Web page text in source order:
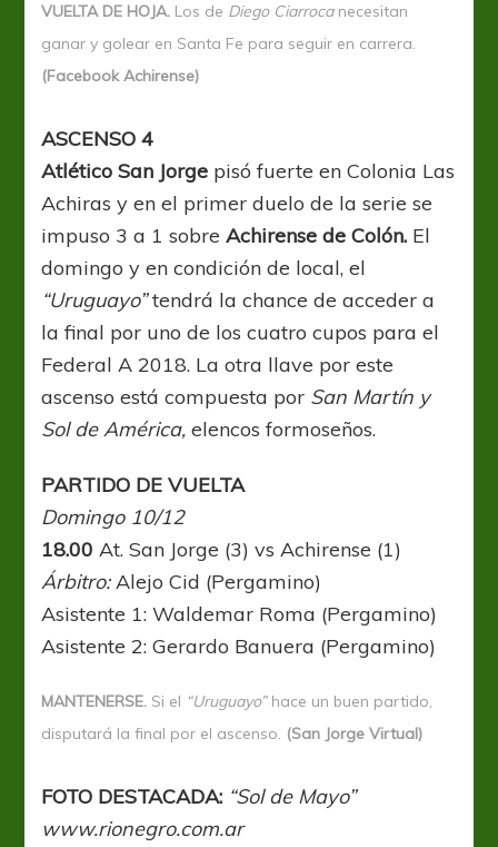
VUELTA DE HOJA. Los de Diego Ciarrocanecesitan
ganar y golear en Santa Fe para seguir en carrera.
(Facebook Achirense)
ASCENSO 4
Atlético San Jorge pisó fuerte en Colonia Las
Achiras y en el primer duelo de la serie se
impuso 3 a 1 sobreAchirense de Colón. El
domingo y en condición de local, el
“Uruguayo”tendrá la chance de acceder a
la final por uno de los cuatro cupos para el
Federal A 2018. La otra llave por este
ascenso está compuesta por San Martín y
Sol de América, elencos formoseños.
PARTIDO DE VUELTA
Domingo 10/12
18.00 At. San Jorge (3) vs Achirense (1)
Árbitro:Alejo Cid (Pergamino)
Asistente 1: Waldemar Roma (Pergamino)
Asistente 2: Gerardo Banuera (Pergamino)
MANTENERSE. Si el “Uruguayo”hace un buen partido,
disputará la final por el ascenso. (San Jorge Virtual)
FOTO DESTACADA: “Sol de Mayo”
www.rionegro.com.ar